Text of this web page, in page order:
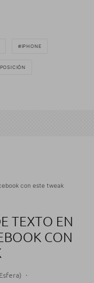
IPHONE
con este tweak
TEXTO EN
CON
·